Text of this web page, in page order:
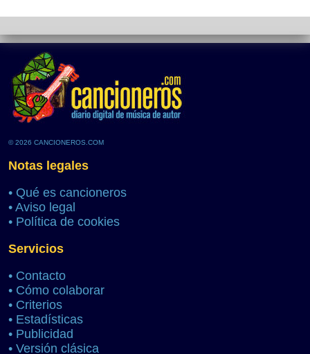
© 2026 CANCIONEROS.COM
Notas legales
• Qué es cancioneros
• Aviso legal
• Política de cookies
Servicios
• Contacto
• Cómo colaborar
• Criterios
• Estadísticas
• Publicidad
• Versión clásica